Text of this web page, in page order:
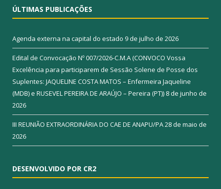
ÚLTIMAS PUBLICAÇÕES
Agenda externa na capital do estado 9 de julho de 2026
Edital de Convocação Nº 007/2026-C.M.A (CONVOCO Vossa
Excelência para participarem de Sessão Solene de Posse dos
Suplentes: JAQUELINE COSTA MATOS – Enfermeira Jaqueline
(MDB) e RUSEVEL PEREIRA DE ARAÚJO – Pereira (PT)) 8 de junho de
2026
III REUNIÃO EXTRAORDINÁRIA DO CAE DE ANAPU/PA28 de maio de
2026
DESENVOLVIDO POR CR2